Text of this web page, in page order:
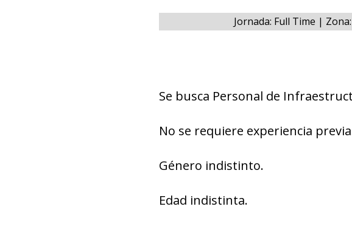
Jornada: Full Time |
Se busca Personal de
No se requiere experiencia
Género indistinto.
Edad indistinta.